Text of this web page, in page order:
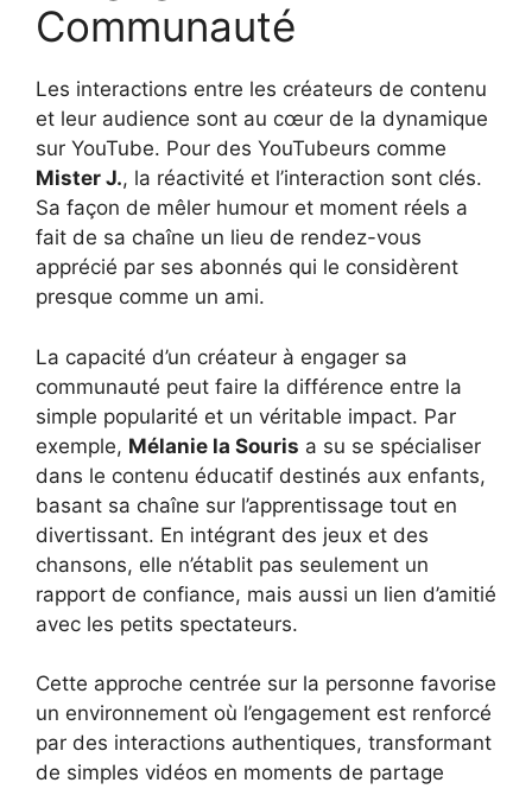
Communauté
Les interactions entre les créateurs de contenu
et leur audience sont au cœur de la dynamique
sur YouTube. Pour des YouTubeurs comme
Mister J., la réactivité et l’interaction sont clés.
Sa façon de mêler humour et moment réels a
fait de sa chaîne un lieu de rendez-vous
apprécié par ses abonnés qui le considèrent
presque comme un ami.
La capacité d’un créateur à engager sa
communauté peut faire la différence entre la
simple popularité et un véritable impact. Par
exemple, Mélanie la Souris a su se spécialiser
dans le contenu éducatif destinés aux enfants,
basant sa chaîne sur l’apprentissage tout en
divertissant. En intégrant des jeux et des
chansons, elle n’établit pas seulement un
rapport de confiance, mais aussi un lien d’amitié
avec les petits spectateurs.
Cette approche centrée sur la personne favorise
un environnement où l’engagement est renforcé
par des interactions authentiques, transformant
de simples vidéos en moments de partage